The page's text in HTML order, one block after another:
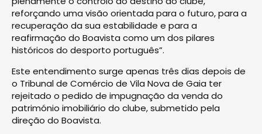
reforçando uma visão orientada para o futuro, para a
recuperação da sua estabilidade e para a
reafirmação do Boavista como um dos pilares
históricos do desporto português”.
Este entendimento surge apenas três dias depois de
o Tribunal de Comércio de Vila Nova de Gaia ter
rejeitado o pedido de impugnação da venda do
património imobiliário do clube, submetido pela
direção do Boavista.